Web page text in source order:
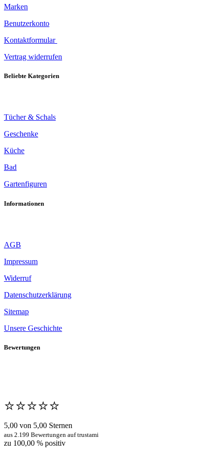
Marken
Benutzerkonto
Kontaktformular
Vertrag widerrufen
Beliebte Kategorien
Tücher & Schals
Geschenke
Küche
Bad
Gartenfiguren
Informationen
AGB
Impressum
Widerruf
Datenschutzerklärung
Sitemap
Unsere Geschichte
Bewertungen
⭐️⭐️⭐️⭐️⭐️
5,00 von 5,00 Sternen
aus 2.199 Bewertungen auf trustami
zu 100,00 % positiv